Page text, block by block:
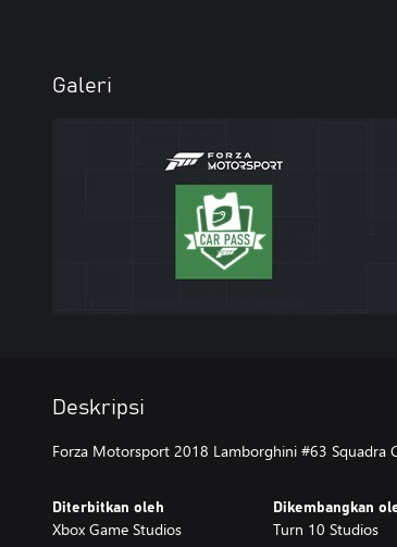
Galeri
Deskripsi
Forza Motorsport 2018 Lamborghini #63 Squadra
Diterbitkan oleh
Xbox Game Studios
Dikembangkan
Turn 10 Studios